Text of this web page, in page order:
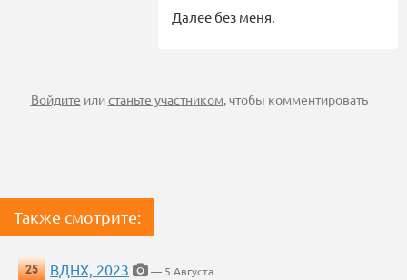
Далее без меня.
Войдите илистаньте участником, чтобы комментировать
Также смотрите:
25 ВДНХ, 2023
— 5 Августа